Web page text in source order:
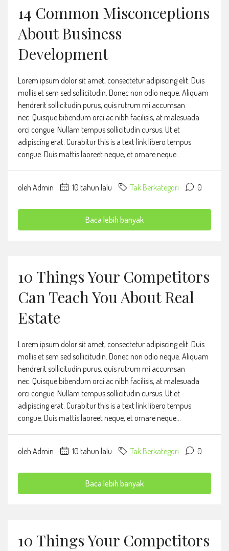
14 Common Misconceptions
About Business
Development
Lorem ipsum dolor sit amet, consectetur adipiscing elit. Duis
mollis et sem sed sollicitudin. Donec non odio neque. Aliquam
hendrerit sollicitudin purus, quis rutrum mi accumsan
nec. Quisque bibendum orci ac nibh facilisis, at malesuada
orci congue. Nullam tempus sollicitudin cursus. Ut et
adipiscing erat. Curabitur this is a text link libero tempus
congue. Duis mattis laoreet neque, et ornare neque...
oleh Admin 10 tahun lalu Tak Berkategori 0
Baca lebih banyak
10 Things Your Competitors
Can Teach You About Real
Estate
Lorem ipsum dolor sit amet, consectetur adipiscing elit. Duis
mollis et sem sed sollicitudin. Donec non odio neque. Aliquam
hendrerit sollicitudin purus, quis rutrum mi accumsan
nec. Quisque bibendum orci ac nibh facilisis, at malesuada
orci congue. Nullam tempus sollicitudin cursus. Ut et
adipiscing erat. Curabitur this is a text link libero tempus
congue. Duis mattis laoreet neque, et ornare neque...
oleh Admin 10 tahun lalu Tak Berkategori 0
Baca lebih banyak
10 Things Your Competitors